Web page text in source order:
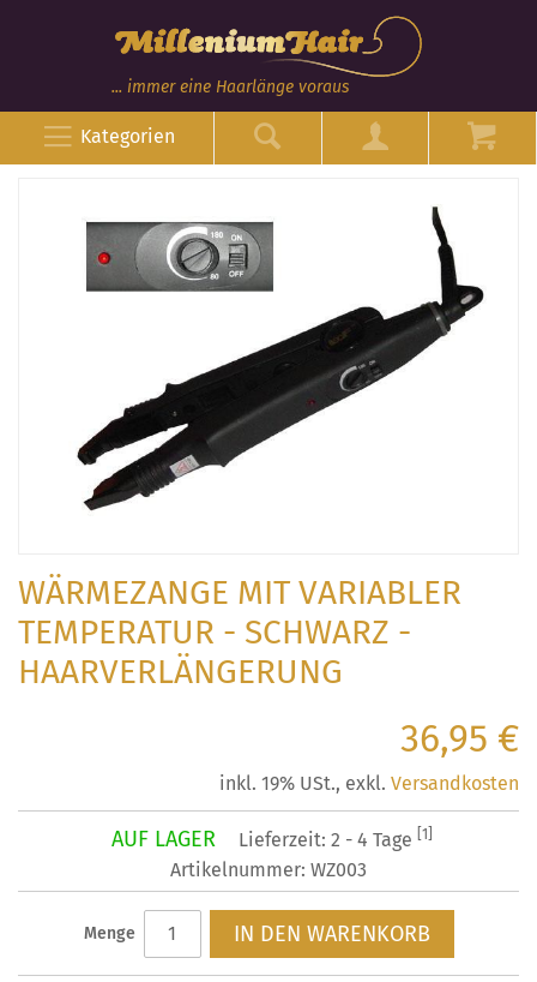
... immer eine Haarlänge voraus
Kategorien
WÄRMEZANGE MIT VARIABLER
TEMPERATUR - SCHWARZ -
HAARVERLÄNGERUNG
36,95 €
inkl. 19% USt., exkl. Versandkosten
AUF LAGER Lieferzeit: 2 - 4 Tage [1]
Artikelnummer: WZ003
Menge IN DEN WARENKORB